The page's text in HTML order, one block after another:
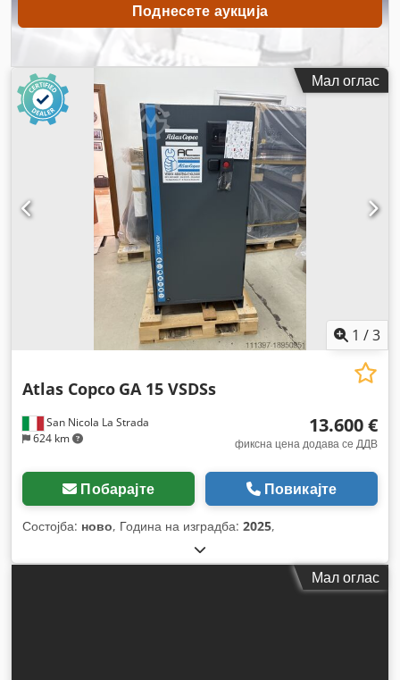
Поднесете аукција
Мал оглас
1 /3
San Nicola La Strada
624 km
Atlas Copco GA 15 VSDSs
13.600 €
фиксна цена додава се ДДВ
Побарајте Повикајте
Состојба: ново, Година на изградба: 2025,
Мал оглас